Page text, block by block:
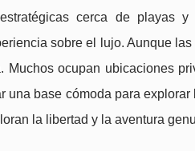
cerca de playas y
sobre el lujo. Aunque
Muchos ocupan ubicaciones
una base cómoda para
la libertad y la aventura